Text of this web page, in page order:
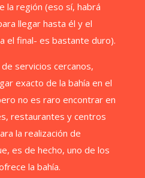
la región (eso sí, habrá
llegar hasta él y el
el final- es bastante duro).
servicios cercanos,
exacto de la bahía en el
no es raro encontrar en
restaurantes y centros
la realización de
es de hecho, uno de los
la bahía.